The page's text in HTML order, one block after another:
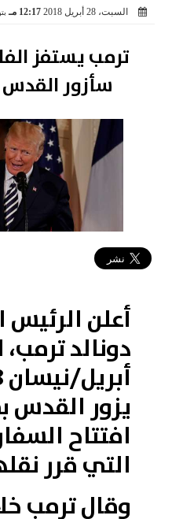
السبت، 28 أبريل 2018 12:17 مـ
ترمب يستفز
سأزور القدس
أعلن الرئيس
يزور القدس
افتتاح
التي قرر
وقال ترمب